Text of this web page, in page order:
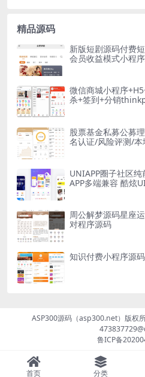
精品源码
新版短剧源码付费
会员收益模式小程
微信商城小程序
杀+签到+分销
股票基金私募公募
名认证/风险评测/本
UNIAPP圈子社区
APP多端兼容 酷炫UI
周公解梦源码星座
对程序源码
知识付费小程序源
ASP300源码（asp300.net）版权
鲁ICP备
首页 分类